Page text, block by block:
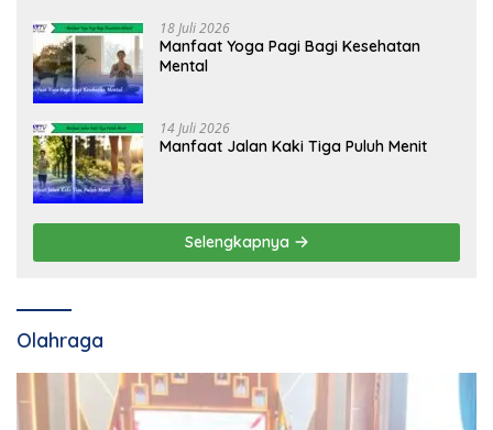
18 Juli 2026
Manfaat Yoga Pagi Bagi Kesehatan
Mental
14 Juli 2026
Manfaat Jalan Kaki Tiga Puluh Menit
Selengkapnya
Olahraga